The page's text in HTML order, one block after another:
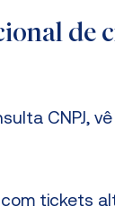
de
CNPJ,
com tickets